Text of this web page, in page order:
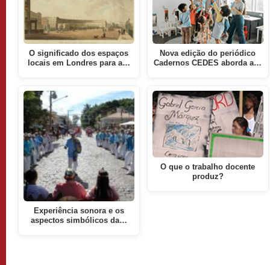
O significado dos espaços
locais em Londres para a…
Experiência sonora e os
aspectos simbólicos da…
Nova edição do periódico
Cadernos CEDES aborda a…
O que o trabalho docente
produz?